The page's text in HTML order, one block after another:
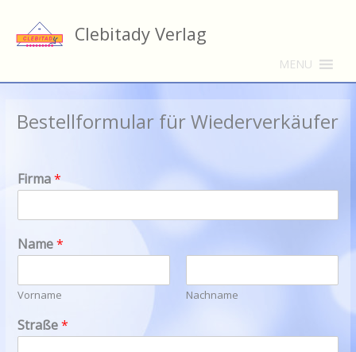
springen
Clebitady Verlag
MENU
Bestellformular für Wiederverkäufer
Firma*
Name*
Vorname Nachname
Straße*